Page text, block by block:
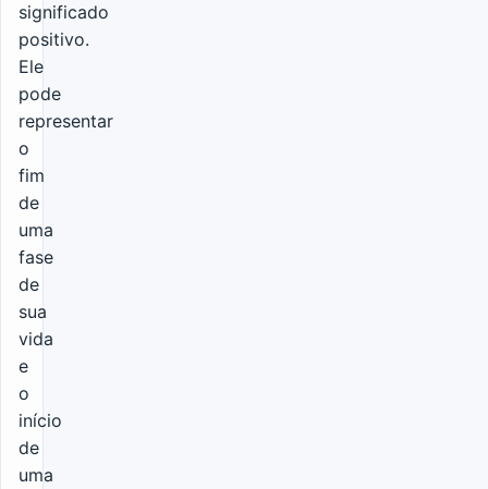
significado
positivo.
Ele
pode
representar
o
fim
de
uma
fase
de
sua
vida
e
o
início
de
uma